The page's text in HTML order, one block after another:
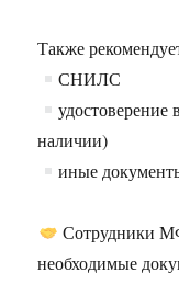
Также
СНИЛС
удостоверение
наличии)
иные
Сотрудники
необходимые